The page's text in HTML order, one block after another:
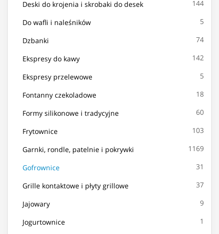
Deski do krojenia i skrobaki do desek 144
Do wafli i naleśników 5
Dzbanki 74
Ekspresy do kawy 142
Ekspresy przelewowe 5
Fontanny czekoladowe 18
Formy silikonowe i tradycyjne 60
Frytownice 103
Garnki, rondle, patelnie i pokrywki 1169
Gofrownice 31
Grille kontaktowe i płyty grillowe 37
Jajowary 9
Jogurtownice 1